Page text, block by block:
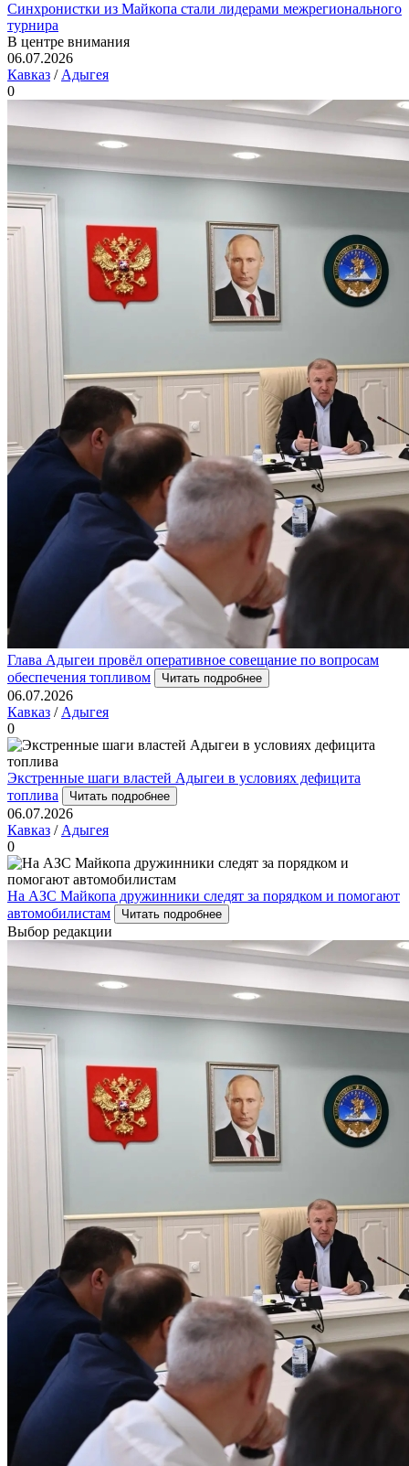
Синхронистки из Майкопа стали лидерами межрегионального
турнира
В центре внимания
06.07.2026
Кавказ / Адыгея
0
Глава Адыгеи провёл оперативное совещание по вопросам
обеспечения топливом
Читать подробнее
06.07.2026
Кавказ / Адыгея
0
Экстренные шаги властей Адыгеи в условиях дефицита
топлива
Читать подробнее
06.07.2026
Кавказ / Адыгея
0
На АЗС Майкопа дружинники следят за порядком и помогают
автомобилистам
Читать подробнее
Выбор редакции